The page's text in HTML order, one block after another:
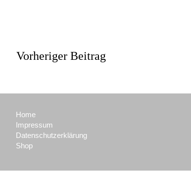
Vorheriger Beitrag
Home
Impressum
Datenschutzerklärung
Shop